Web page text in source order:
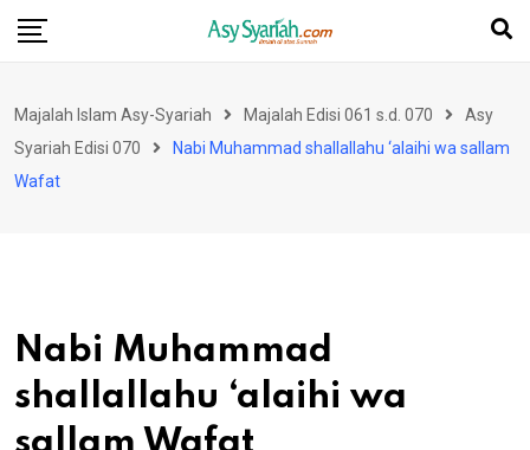
Skip
Majalah Islam Asy-Syariah Majalah Edisi 061 s.d. 070
Asy
Syariah Edisi 070
Nabi Muhammad shallallahu ‘alaihi wa sallam
Wafat
Nabi Muhammad
shallallahu ‘alaihi wa